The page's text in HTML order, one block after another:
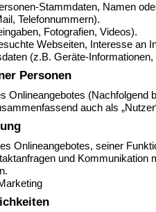
Stammdaten, Namen
Telefonnummern).
Fotografien, Videos).
Webseiten, Interesse an
(z.B. Geräte-
Personen
Onlineangebotes (Nachfolgend
auch als
Onlineangebotes, seiner
und Kommunikation